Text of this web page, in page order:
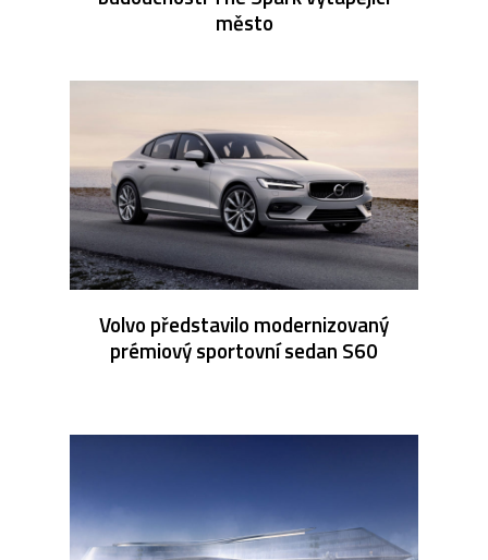
město
Volvo představilo modernizovaný
prémiový sportovní sedan S60